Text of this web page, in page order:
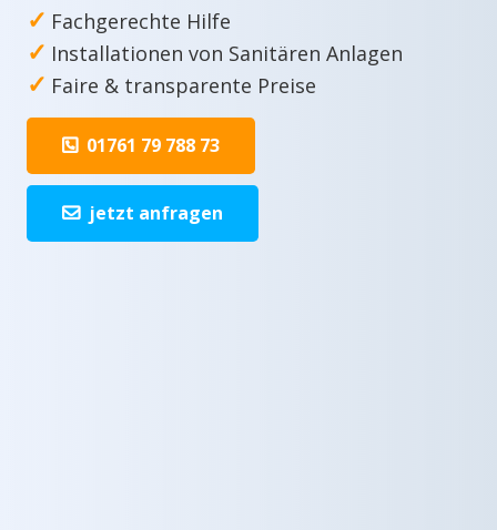
✓ Fachgerechte Hilfe
✓ Installationen von Sanitären Anlagen
✓ Faire & transparente Preise
01761 79 788 73
jetzt anfragen